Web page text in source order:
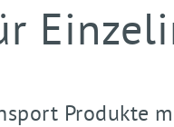
Produkte